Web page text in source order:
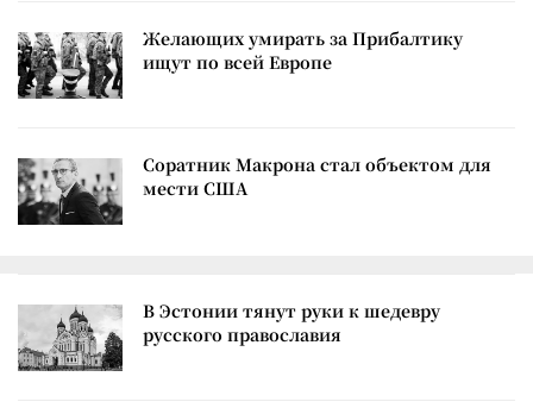
Желающих умирать за Прибалтику
ищут по всей Европе
Соратник Макрона стал объектом для
мести США
В Эстонии тянут руки к шедевру
русского православия